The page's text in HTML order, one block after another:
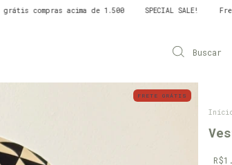
SPECIAL SALE! Frete grátis compras acima de
Buscar
FRETE GRÁTIS